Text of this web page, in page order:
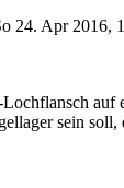
24. Apr 2016,
auf
sein